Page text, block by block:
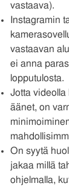
vastaava).
Instagramin
vastaavan
ei anna
lopputulosta.
Jotta
äänet, on
On syytä
jakaa millä
ohjelmalla,